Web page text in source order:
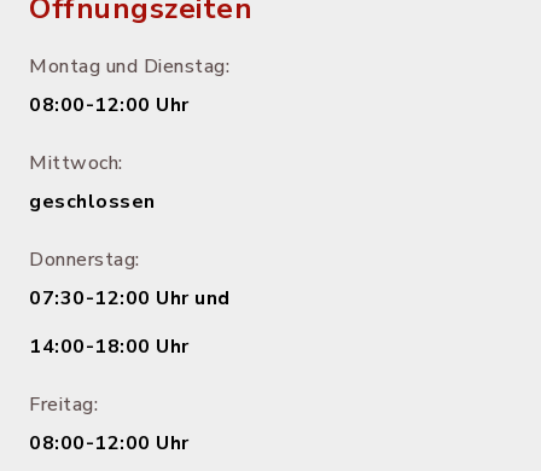
Öffnungszeiten
Montag und Dienstag:
08:00-12:00 Uhr
Mittwoch:
geschlossen
Donnerstag:
07:30-12:00 Uhr und
14:00-18:00 Uhr
Freitag:
08:00-12:00 Uhr